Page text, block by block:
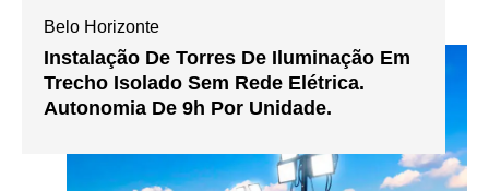
Belo Horizonte
Instalação De Torres De Iluminação Em
Trecho Isolado Sem Rede Elétrica.
Autonomia De 9h Por Unidade.